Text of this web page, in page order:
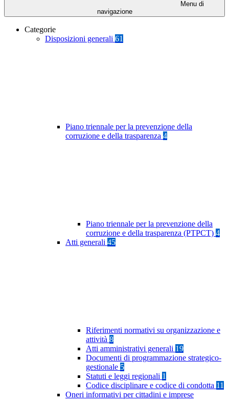
Menu di
navigazione
Categorie
Disposizioni generali 61
Piano triennale per la prevenzione della
corruzione e della trasparenza 4
Piano triennale per la prevenzione della
corruzione e della trasparenza (PTPCT) 4
Atti generali 45
Riferimenti normativi su organizzazione e
attività 8
Atti amministrativi generali 19
Documenti di programmazione strategico-
gestionale 5
Statuti e leggi regionali 1
Codice disciplinare e codice di condotta 11
Oneri informativi per cittadini e imprese